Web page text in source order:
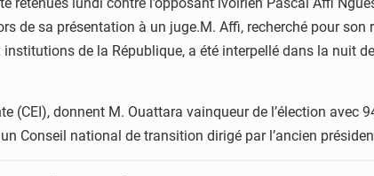
de sa présentation à un juge.M. Affi, recherché pour
de la République, a été interpellé dans la nuit
donnent M. Ouattara vainqueur de l’élection avec
Conseil national de transition dirigé par l’ancien